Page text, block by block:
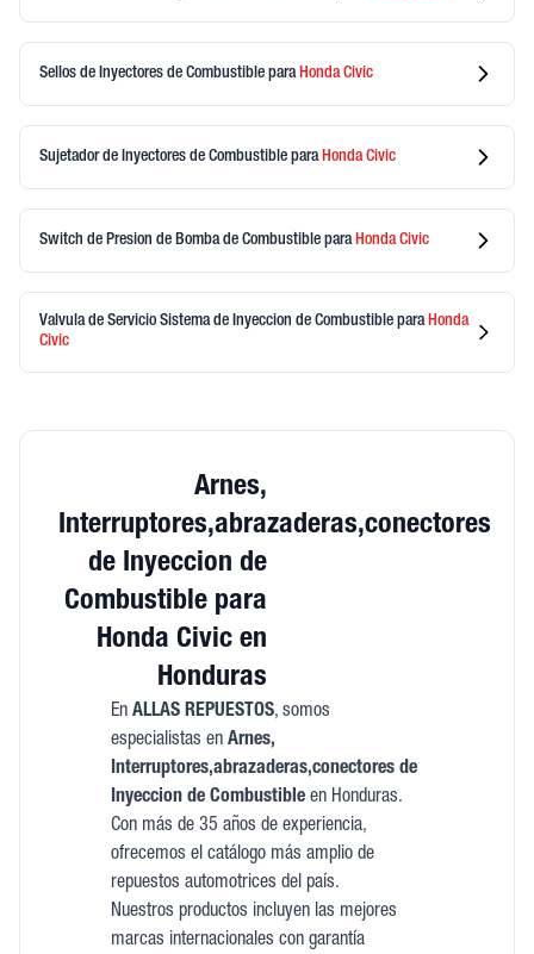
Sellos de Inyectores de Combustible para HondaCivic
Sujetador de Inyectores de Combustible para HondaCivic
Switch de Presion de Bomba de Combustible para HondaCivic
Valvula de Servicio Sistema de Inyeccion de Combustible paraHonda
Civic
Arnes,
Interruptores,abrazaderas,conectores
de Inyeccion de
Combustible para
Honda Civic en
Honduras
En ALLAS REPUESTOS, somos
especialistas en Arnes,
Interruptores,abrazaderas,conectores de
Inyeccion de Combustibleen Honduras.
Con más de 35 años de experiencia,
ofrecemos el catálogo más amplio de
repuestos automotrices del país.
Nuestros productos incluyen las mejores
marcas internacionales con garantía